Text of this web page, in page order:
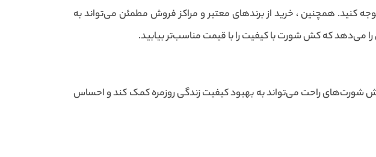
کنید. همچنین ، خرید از برندهای معتبر و مراکز فروش مطمئن می‌تواند به
می‌دهد که کش شورت با کیفیت را با قیمت مناسب‌تر بیابید.
شورت‌های راحت می‌تواند به بهبود کیفیت زندگی روزمره کمک کند و احساس